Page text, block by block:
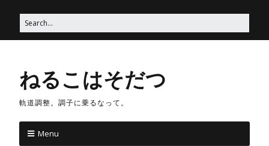
ねるこはそだつ
軌道調整。調子に乗るなって。
Menu